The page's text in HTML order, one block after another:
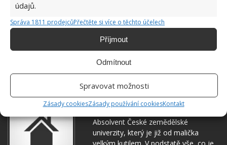
údajů.
Správa 1811 prodejcůPřečtěte si více o těchto účelech
Příjmout
Odmítnout
Spravovat možnosti
Zásady cookiesZásady používání cookiesKontakt
OCET
Jiří Kolář
Absolvent České zemědělské
univerzity, který je již od malička